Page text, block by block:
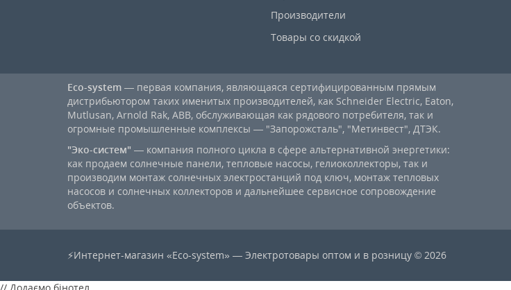
Производители
Товары со скидкой
Eco-system — первая компания, являющаяся сертифицированным прямым
дистрибьютором таких именитых производителей, как Schneider Electric, Eaton,
Mutlusan, Arnold Rak, ABB, обслуживающая как рядового потребителя, так и
огромные промышленные комплексы — "Запорожсталь", "Метинвест", ДТЭК.
"Эко-систем" — компания полного цикла в сфере альтернативной энергетики:
как продаем солнечные панели, тепловые насосы, гелиоколлекторы, так и
производим монтаж солнечных электростанций под ключ, монтаж тепловых
насосов и солнечных коллекторов и дальнейшее сервисное сопровождение
объектов.
⚡Интернет-магазин «Eco-system» — Электротовары оптом и в розницу © 2026
// Додаємо бінотел